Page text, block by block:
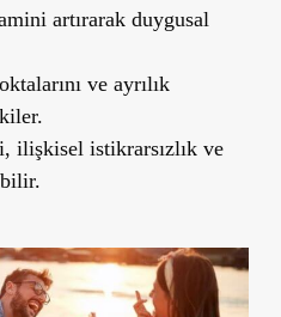
artırarak duygusal
ve ayrılık
ilişkisel istikrarsızlık ve